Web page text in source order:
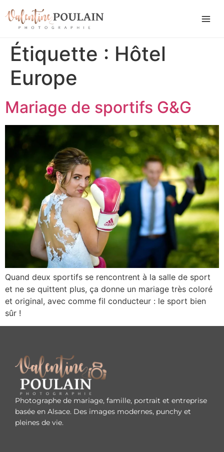
Étiquette : Hôtel
Europe
Mariage de sportifs G&G
Quand deux sportifs se rencontrent à la salle de sport
et ne se quittent plus, ça donne un mariage très coloré
et original, avec comme fil conducteur : le sport bien
sûr !
Photographe de mariage, famille, portrait et entreprise
basée en Alsace. Des images modernes, punchy et
pleines de vie.